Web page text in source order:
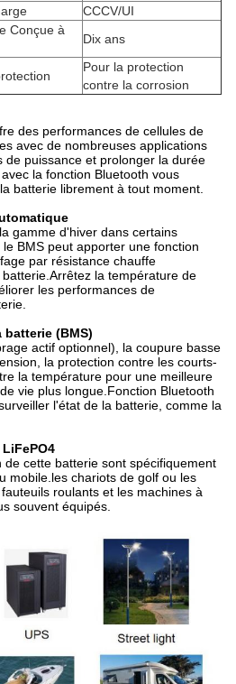
CCCV/UI
Conçue à
Dix ans
Pour la protection
contre la corrosion
des performances de cellules de
avec de nombreuses applications
de puissance et prolonger la durée
la fonction Bluetooth vous
batterie librement à tout moment.
gamme d'hiver dans certains
BMS peut apporter une fonction
par résistance chauffe
la température de
les performances de
(BMS)
actif optionnel), la coupure basse
la protection contre les courts-
la température pour une meilleure
vie plus longue.Fonction Bluetooth
l'état de la batterie, comme la
de cette batterie sont spécifiquement
mobile.les chariots de golf ou les
roulants et les machines à
souvent équipés.